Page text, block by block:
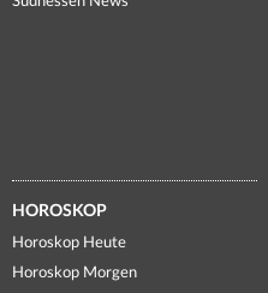
HOROSKOP
Horoskop Heute
Horoskop Morgen